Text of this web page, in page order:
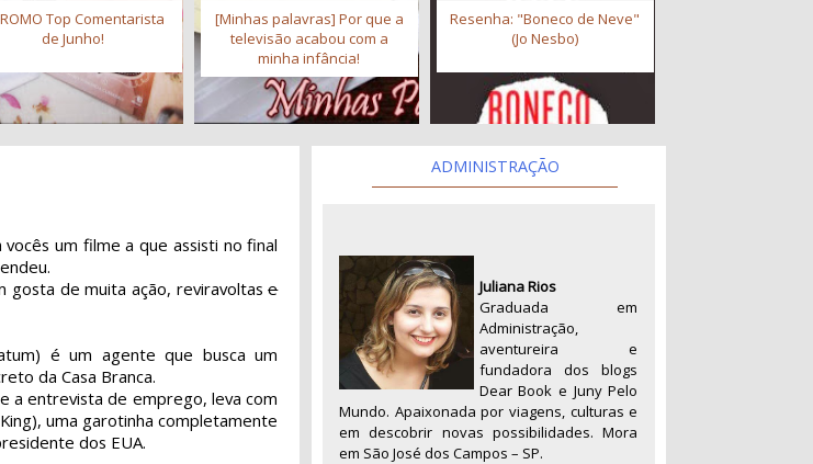
Top Comentarista
de Junho!
[Minhas palavras] Por que a
televisão acabou com a
minha infância!
Resenha: "Boneco de Neve"
(Jo Nesbo)
um filme a que assisti no final
gosta de muita ação, reviravoltase
é um agente que busca um
da Casa Branca.
a entrevista de emprego, leva com
uma garotinha completamente
dos EUA.
ADMINISTRAÇÃO
Juliana Rios
Graduada em
Administração,
aventureira e
fundadora dos blogs
Dear Book e Juny Pelo
Mundo. Apaixonada por viagens, culturas e
em descobrir novas possibilidades. Mora
em São José dos Campos – SP.